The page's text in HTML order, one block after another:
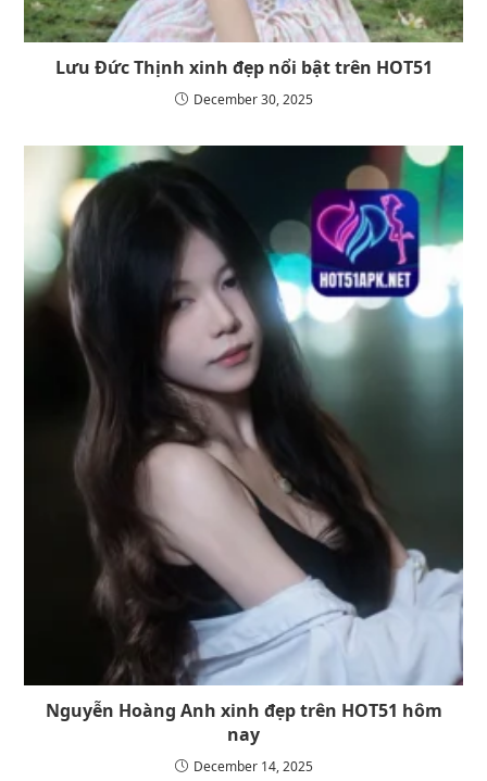
Lưu Đức Thịnh xinh đẹp nổi bật trên HOT51
December 30, 2025
Nguyễn Hoàng Anh xinh đẹp trên HOT51 hôm
nay
December 14, 2025